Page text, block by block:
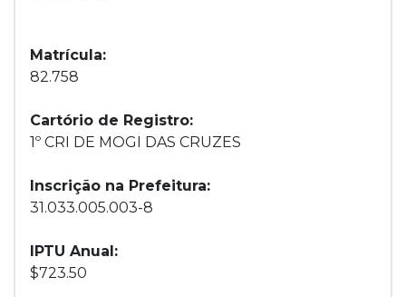
Matrícula:
82.758
Cartório de Registro:
1º CRI DE MOGI DAS CRUZES
Inscrição na Prefeitura:
31.033.005.003-8
IPTU Anual:
$723.50